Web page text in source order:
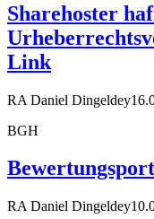
Sharehoster
Link
RA Daniel Dingeldey
BGH
RA Daniel Dingeldey